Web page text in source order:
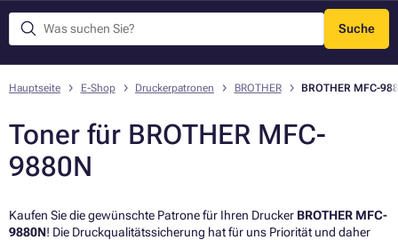
Suche
Menü
Hauptseite E-Shop Druckerpatronen BROTHER BROTHER MFC-
Toner für BROTHER MFC-
9880N
Kaufen Sie die gewünschte Patrone für Ihren Drucker BROTHER MFC-
9880N! Die Druckqualitätssicherung hat für uns Priorität und daher